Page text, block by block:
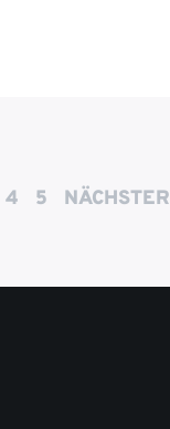
4 5 NÄCHSTER